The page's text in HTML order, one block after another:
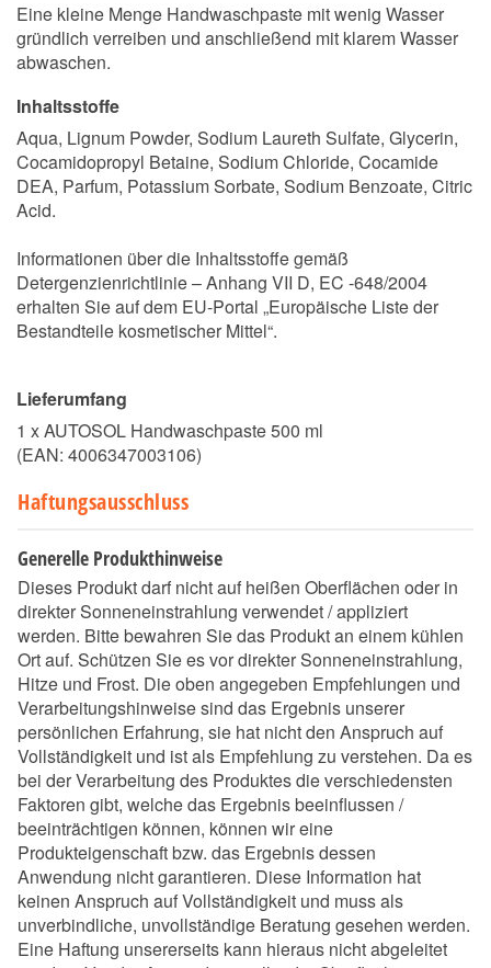
Eine kleine Menge Handwaschpaste mit wenig Wasser
gründlich verreiben und anschließend mit klarem Wasser
abwaschen.
Inhaltsstoffe
Aqua, Lignum Powder, Sodium Laureth Sulfate, Glycerin,
Cocamidopropyl Betaine, Sodium Chloride, Cocamide
DEA, Parfum, Potassium Sorbate, Sodium Benzoate, Citric
Acid.
Informationen über die Inhaltsstoffe gemäß
Detergenzienrichtlinie – Anhang VII D, EC -648/2004
erhalten Sie auf dem EU-Portal „Europäische Liste der
Bestandteile kosmetischer Mittel“.
Lieferumfang
1 x AUTOSOL Handwaschpaste 500 ml
(EAN: 4006347003106)
Haftungsausschluss
Generelle Produkthinweise
Dieses Produkt darf nicht auf heißen Oberflächen oder in
direkter Sonneneinstrahlung verwendet / appliziert
werden. Bitte bewahren Sie das Produkt an einem kühlen
Ort auf. Schützen Sie es vor direkter Sonneneinstrahlung,
Hitze und Frost. Die oben angegeben Empfehlungen und
Verarbeitungshinweise sind das Ergebnis unserer
persönlichen Erfahrung, sie hat nicht den Anspruch auf
Vollständigkeit und ist als Empfehlung zu verstehen. Da es
bei der Verarbeitung des Produktes die verschiedensten
Faktoren gibt, welche das Ergebnis beeinflussen /
beeinträchtigen können, können wir eine
Produkteigenschaft bzw. das Ergebnis dessen
Anwendung nicht garantieren. Diese Information hat
keinen Anspruch auf Vollständigkeit und muss als
unverbindliche, unvollständige Beratung gesehen werden.
Eine Haftung unsererseits kann hieraus nicht abgeleitet